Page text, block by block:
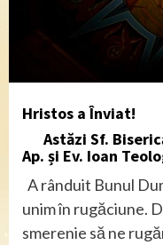
Hristos a Înviat!
Astăzi Sf.
Ap. și Ev. Ioan
A rânduit Bunul
unim în rugăciune.
smerenie să ne